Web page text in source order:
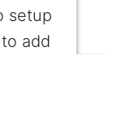
setup
add